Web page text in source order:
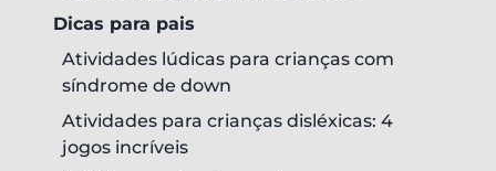
Dicas para pais
Atividades lúdicas para crianças com
síndrome de down
Atividades para crianças disléxicas: 4
jogos incríveis